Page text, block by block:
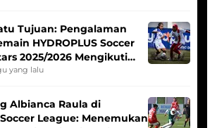
Tujuan: Pengalaman
HYDROPLUS Soccer
2025/2026 Mengikuti
Indonesia Putri
yang lalu
Albianca Raula di
Soccer League: Menemukan